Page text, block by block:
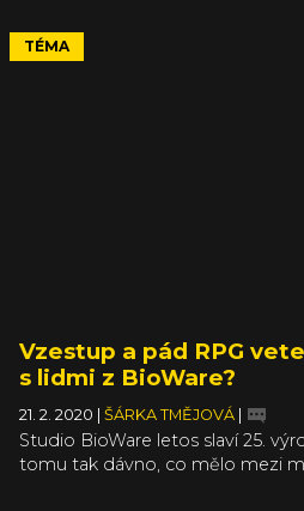
TÉMA
Vzestup a pád RPG
s lidmi z BioWare?
21. 2. 2020 ŠÁRKA TMĚJOVÁ
Studio BioWare letos slaví 25.
tomu tak dávno, co mělo mezi